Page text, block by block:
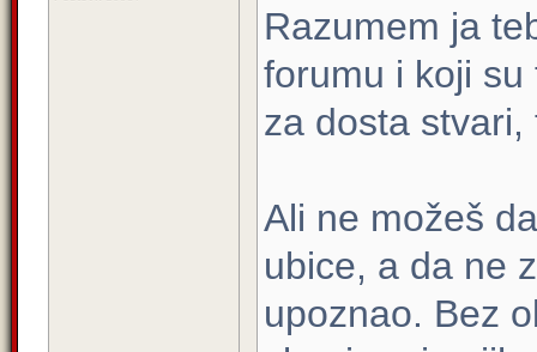
Razumem ja
forumu i koji
za dosta
Ali ne možeš
ubice, a da ne
upoznao. Bez